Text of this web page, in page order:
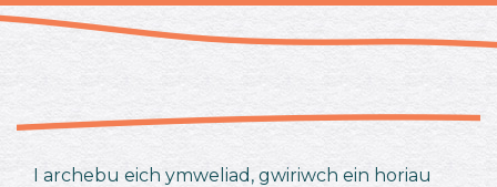
I archebu eich ymweliad, gwiriwch ein horiau